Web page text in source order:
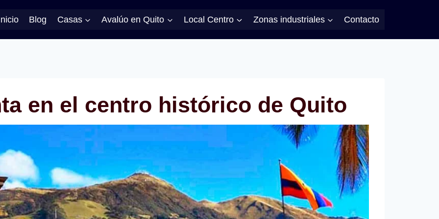
Blog Casas Avalúo en Quito Local Centro Zonas industriales Contacto
en el centro histórico de Quito